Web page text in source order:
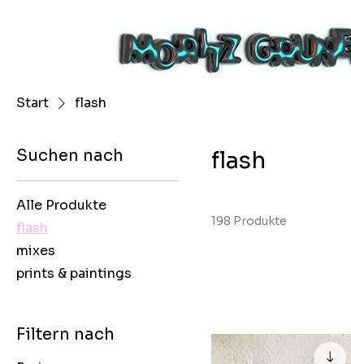
Start flash
Suchen nach
Alle Produkte
flash
mixes
prints & paintings
Filtern nach
flash
198 Produkte